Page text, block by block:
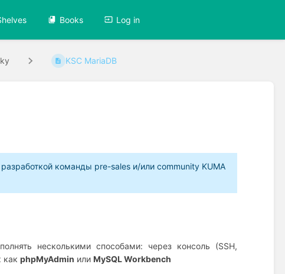
Books Log in
KSC MariaDB
команды pre-sales и/или community KUMA
несколькими способами: через консоль (SSH,
какphpMyAdmin или MySQL Workbench